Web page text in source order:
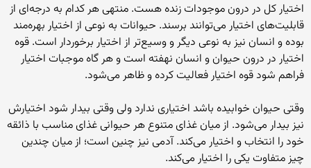
اختیار کل در درون موجودات زنده هست. منتهى هر کدام به درجه‌‏اى از
قابلیت‌‏هاى اختیار مى‌‏توانند برسند. حیوانات به نوعى از اختیار بهره‌‏مند
بوده و انسان نیز به نوعى دیگر و وسیع‌‏تر از اختیار برخوردار است. قوه
اختیار در درون حیوان و انسان‏ نهفته است و هر گاه موجبات اختیار
فراهم شود قوه اختیار فعالیت کرده و ظاهر مى‏‌شود.
وقتى حیوان خوابیده باشد اختیارى ندارد ولى وقتى بیدار شود اختیارش
نیز بیدار مى‌‏شود. از میان غذاى متنوع هر حیوانى غذاى مناسب با ذائقه
خود را انتخاب و اختیار مى‏‌کند. آدمى نیز چنین است؛ از میان چندین
چیز متفاوت یکى را اختیار مى‏‌کند.